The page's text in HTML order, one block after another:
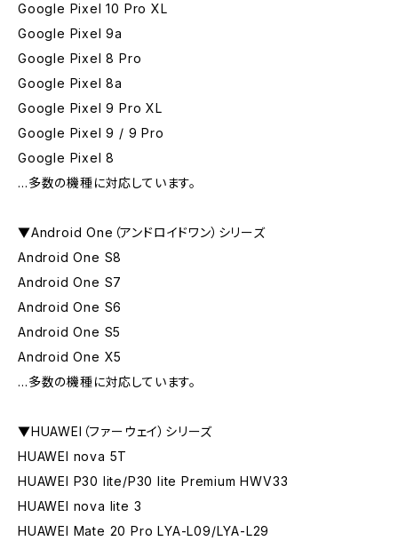
Google Pixel 10 Pro XL
Google Pixel 9a
Google Pixel 8 Pro
Google Pixel 8a
Google Pixel 9 Pro XL
Google Pixel 9 / 9 Pro
Google Pixel 8
…多数の機種に対応しています。
▼Android One（アンドロイドワン）シリーズ
Android One S8
Android One S7
Android One S6
Android One S5
Android One X5
…多数の機種に対応しています。
▼HUAWEI（ファーウェイ）シリーズ
HUAWEI nova 5T
HUAWEI P30 lite/P30 lite Premium HWV33
HUAWEI nova lite 3
HUAWEI Mate 20 Pro LYA-L09/LYA-L29